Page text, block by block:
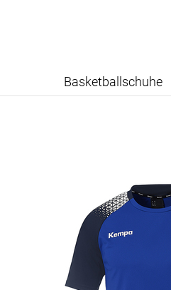
Basketballschuhe